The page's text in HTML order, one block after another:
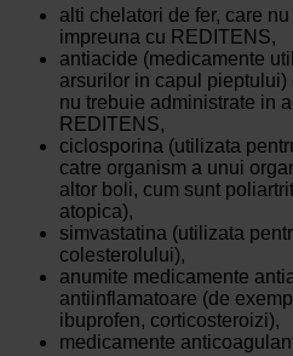
alti chelatori de fer, care
impreuna cu REDITENS,
antiacide (medicamente
arsurilor in capul
nu trebuie administrate in
REDITENS,
ciclosporina (utilizata
catre organism a unui
altor boli, cum sunt
atopica),
simvastatina (utilizata
colesterolului),
anumite medicamente
antiinflamatoare (de
ibuprofen, corticosteroizi),
medicamente